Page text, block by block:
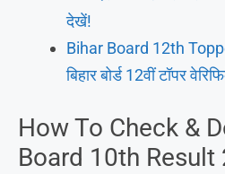
देखें!
Bihar Board 12th
बिहार बोर्ड 12वीं टॉपर
How To Check &
Board 10th Result